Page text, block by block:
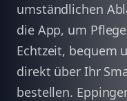
umständlichen
die App, um
Echtzeit, bequem
direkt über Ihr
bestellen.